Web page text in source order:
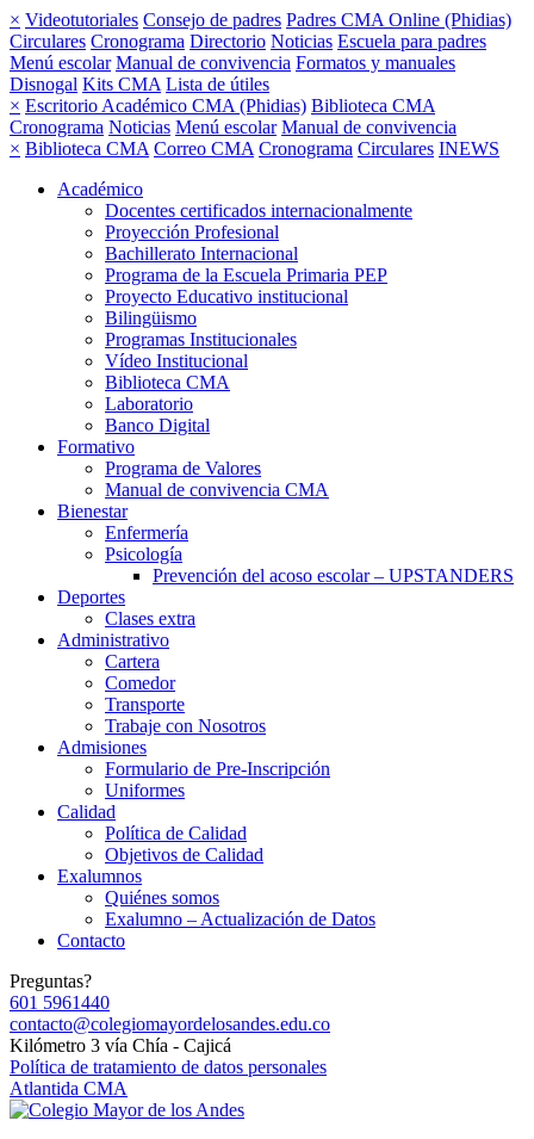
× Videotutoriales Consejo de padres Padres CMA Online (Phidias)
Circulares Cronograma Directorio Noticias Escuela para padres
Menú escolar Manual de convivencia Formatos y manuales
Disnogal Kits CMA Lista de útiles
× Escritorio Académico CMA (Phidias) Biblioteca CMA
Cronograma Noticias Menú escolar Manual de convivencia
× Biblioteca CMA Correo CMA Cronograma Circulares INEWS
Académico
Docentes certificados internacionalmente
Proyección Profesional
Bachillerato Internacional
Programa de la Escuela Primaria PEP
Proyecto Educativo institucional
Bilingüismo
Programas Institucionales
Vídeo Institucional
Biblioteca CMA
Laboratorio
Banco Digital
Formativo
Programa de Valores
Manual de convivencia CMA
Bienestar
Enfermería
Psicología
Prevención del acoso escolar – UPSTANDERS
Deportes
Clases extra
Administrativo
Cartera
Comedor
Transporte
Trabaje con Nosotros
Admisiones
Formulario de Pre-Inscripción
Uniformes
Calidad
Política de Calidad
Objetivos de Calidad
Exalumnos
Quiénes somos
Exalumno – Actualización de Datos
Contacto
Preguntas?
601 5961440
contacto@colegiomayordelosandes.edu.co
Kilómetro 3 vía Chía - Cajicá
Política de tratamiento de datos personales
Atlantida CMA